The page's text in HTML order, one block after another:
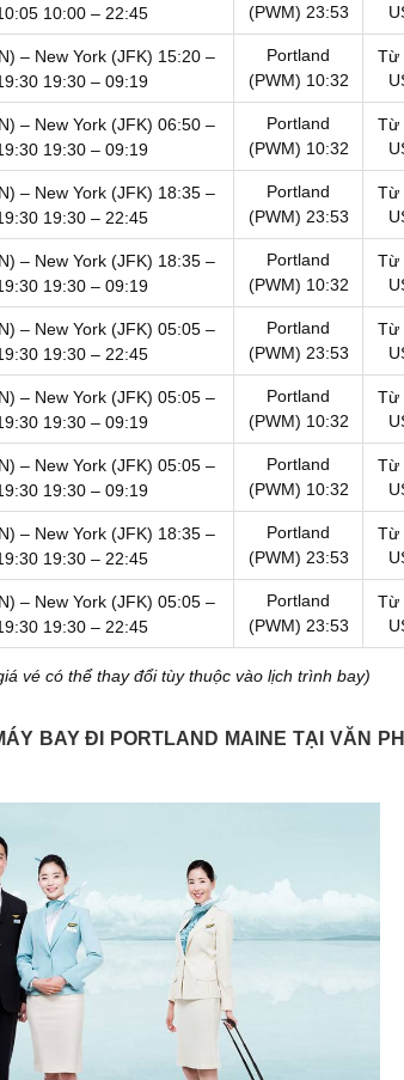
10:00 – 22:45
(PWM) 23:53
– New York (JFK) 15:20 –
19:30 – 09:19
Portland
(PWM) 10:32
Từ
– New York (JFK) 06:50 –
19:30 – 09:19
Portland
(PWM) 10:32
Từ
– New York (JFK) 18:35 –
19:30 – 22:45
Portland
(PWM) 23:53
Từ
– New York (JFK) 18:35 –
19:30 – 09:19
Portland
(PWM) 10:32
Từ
– New York (JFK) 05:05 –
19:30 – 22:45
Portland
(PWM) 23:53
Từ
– New York (JFK) 05:05 –
19:30 – 09:19
Portland
(PWM) 10:32
Từ
– New York (JFK) 05:05 –
19:30 – 09:19
Portland
(PWM) 10:32
Từ
– New York (JFK) 18:35 –
19:30 – 22:45
Portland
(PWM) 23:53
Từ
– New York (JFK) 05:05 –
19:30 – 22:45
Portland
(PWM) 23:53
Từ
vé có thể thay đổi tùy thuộc vào lịch trình bay)
BAY ĐI PORTLAND MAINE TẠI VĂN